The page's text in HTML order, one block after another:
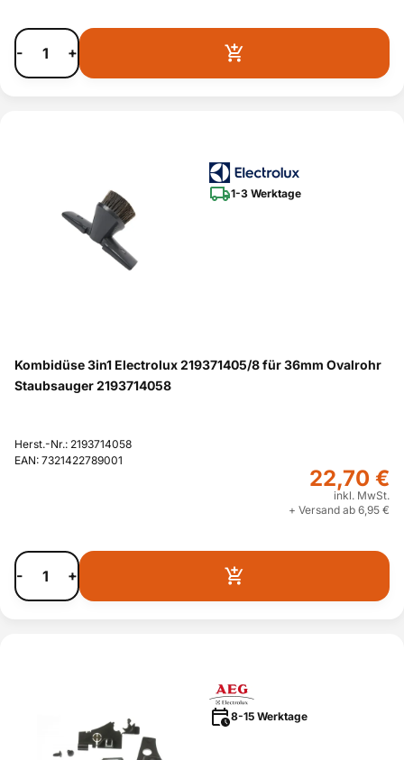
- +
1-3 Werktage
Kombidüse 3in1 Electrolux 219371405/8 für 36mm Ovalrohr
Staubsauger 2193714058
Herst.-Nr.: 2193714058
EAN: 7321422789001
22,70 €
inkl. MwSt.
+ Versand ab 6,95 €
- +
8-15 Werktage